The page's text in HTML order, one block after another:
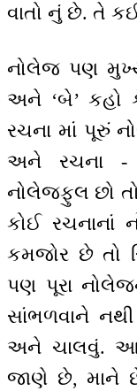
વાતો નું છે. તે
નોલેજ પણ
અને ‘બે’ કહો
રચના માં પૂરું
અને રચના -
નોલેજફુલ છો
કોઈ રચનાનાં
કમજોર છે તો
પણ પૂરા
સાંભળવાને
અને ચાલવું.
જાણે છે, માને